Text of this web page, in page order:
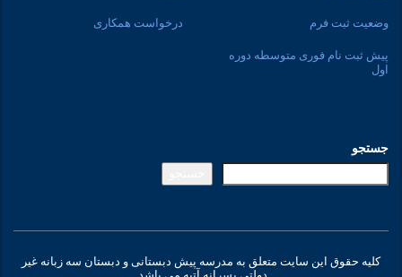
وضعیت ثبت فرم درخواست همکاری
پیش ثبت نام فوری متوسطه دوره
اول
جستجو
کلیه حقوق این سایت متعلق به مدرسه پیش دبستانی و دبستان سه زبانه غیر